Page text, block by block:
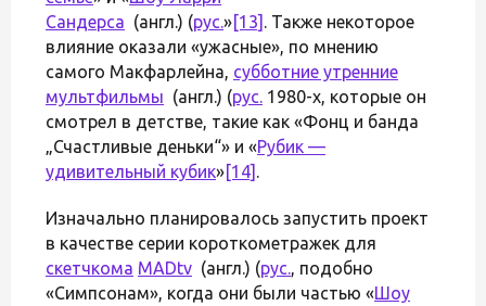
Сандерса (англ.) (рус.»[13] . Также некоторое
влияние оказали «ужасные», по мнению
самого Макфарлейна, субботние утренние
мультфильмы (англ.) (рус. 1980-х, которые он
смотрел в детстве, такие как «Фонц и банда
„Счастливые деньки“» и «Рубик —
удивительный кубик»[14] .
Изначально планировалось запустить проект
в качестве серии короткометражек для
скетчкома MADtv (англ.) (рус., подобно
«Симпсонам», когда они были частью «Шоу